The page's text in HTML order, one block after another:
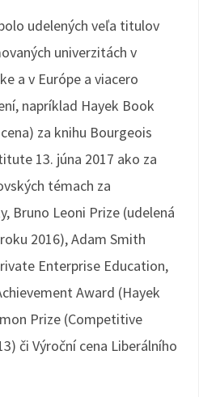
udelených veľa titulov
univerzitách v
a v Európe a viacero
napríklad Hayek Book
za knihu Bourgeois
13. júna 2017 ako za
témach za
Bruno Leoni Prize (udelená
2016), Adam Smith
Enterprise Education,
Award (Hayek
Prize (Competitive
či Výroční cena Liberálního